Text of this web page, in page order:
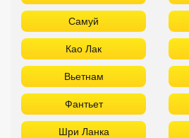
Самуй
Као Лак
Вьетнам
Фантьет
Шри Ланка